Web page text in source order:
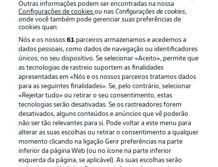
Publicidade Avisos legais
Gerir preferências Aviso de privacidade
Emissoras
Trabalhe conosco Marca
Contato Jogadores
Outras informações podem ser encontradas na nossa
Configurações de cookiesou nasConfigurações de cookies,
onde você também pode gerenciar suas preferências de
cookies quan.
Nós e os nossos61 parceiros armazenamos e acedemos a
dados pessoais, como dados de navegação ou identificadores
únicos, no seu dispositivo. Se selecionar «Aceito», permite que
as tecnologias de rastreio suportem as finalidades
apresentadas em «Nós e os nossos parceiros tratamos dados
para as seguintes finalidades». Se, pelo contrário, selecionar
«Rejeitar tudo» ou retirar o seu consentimento, estas
tecnologias serão desativadas. Se os rastreadores forem
desativados, alguns conteúdos e anúncios que vê poderão
não ser tão relevantes para si. Pode voltar a este menu para
alterar as suas escolhas ou retirar o consentimento a qualquer
momento clicando na ligação Gerir preferências na parte
inferior da página Web (ou no ícone na parte inferior
esquerda da página, se aplicável). As suas escolhas serão